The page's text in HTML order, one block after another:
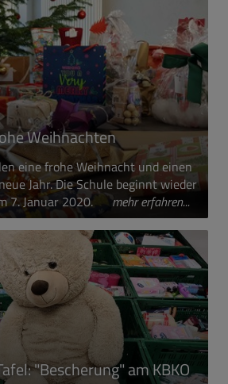
Weihnachten
eine frohe Weihnacht und einen
Jahr. Die Schule beginnt wieder
7. Januar 2020.
mehr erfahren...
"Bescherung" am KBKO